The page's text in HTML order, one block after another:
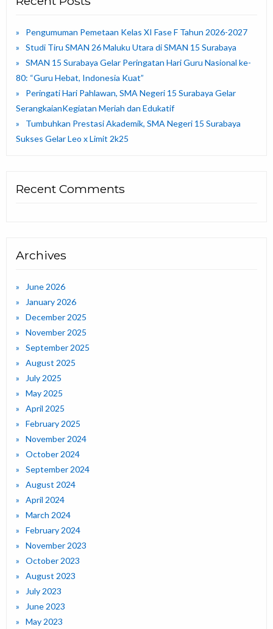
Pengumuman Pemetaan Kelas XI Fase F Tahun 2026-2027
Studi Tiru SMAN 26 Maluku Utara di SMAN 15 Surabaya
SMAN 15 Surabaya Gelar Peringatan Hari Guru Nasional ke-
80: “Guru Hebat, Indonesia Kuat”
Peringati Hari Pahlawan, SMA Negeri 15 Surabaya Gelar
SerangkaianKegiatan Meriah dan Edukatif
Tumbuhkan Prestasi Akademik, SMA Negeri 15 Surabaya
Sukses Gelar Leo x Limit 2k25
Recent Comments
Archives
June 2026
January 2026
December 2025
November 2025
September 2025
August 2025
July 2025
May 2025
April 2025
February 2025
November 2024
October 2024
September 2024
August 2024
April 2024
March 2024
February 2024
November 2023
October 2023
August 2023
July 2023
June 2023
May 2023